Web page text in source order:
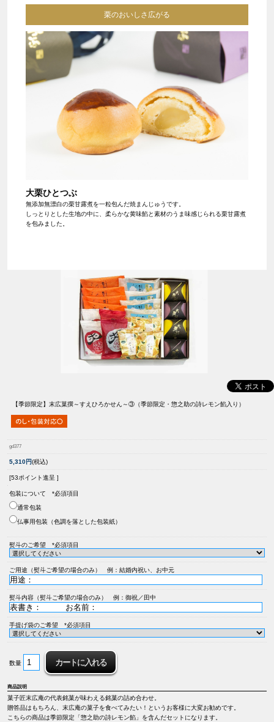
栗のおいしさ広がる
大栗ひとつぶ
無添加無漂白の栗甘露煮を一粒包んだ焼まんじゅうです。
しっとりとした生地の中に、柔らかな黄味餡と素材のうま味感じられる栗甘露煮
を包みました。
【季節限定】 末広菓撰～すえひろかせん～③（季節限定・惣之助の詩レモン餡入り）
gd377
5,310円(税込)
[53ポイント進呈 ]
包装について *必須項目
通常包装
仏事用包装（色調を落とした包装紙）
熨斗のご希望 *必須項目
ご用途（熨斗ご希望の場合のみ） 例：結婚内祝い、お中元
熨斗内容（熨斗ご希望の場合のみ） 例：御祝／田中
手提げ袋のご希望 *必須項目
数量
商品説明
菓子匠末広庵の代表銘菓が味わえる銘菓の詰め合わせ。
贈答品はもちろん、末広庵の菓子を食べてみたい！というお客様に大変お勧めです。
こちらの商品は季節限定「惣之助の詩レモン餡」を含んだセットになります。